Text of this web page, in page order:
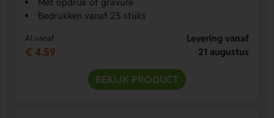
Bedrukken vanaf 25 stuks
Al vanaf
€ 4,59
Levering vanaf
21 augustus
BEKIJK PRODUCT